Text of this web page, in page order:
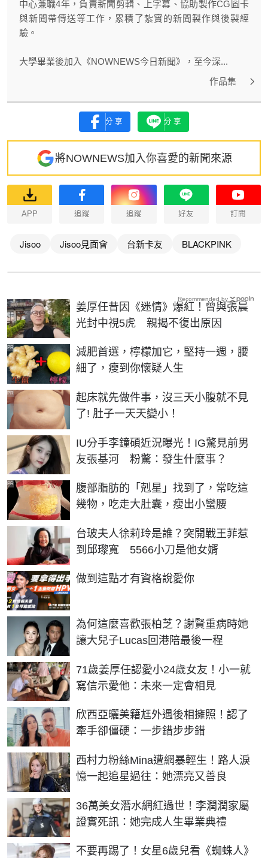
中心兼職4年，負責新聞剪輯、上字幕、協助製作CG圖卡
與新聞帶傳送等工作，累積了紮實的新聞製作與後製經
驗。
大學畢業後加入《NOWNEWS今日新聞》，至今深...
作品集
分享 分享
將NOWNEWS加入你喜愛的新聞來源
APP 追蹤 追蹤 好友 訂閱
Jisoo Jisoo見面會 台新卡友 BLACKPINK
姜厚任昔因《迷情》爆紅！曾與張晨
光封中視5虎 親揭不復出原因
減肥首選，檸檬加它，堅持一週，腰
細了，瘦到你懷疑人生
PR
起床就先做件事，沒三天小腹就不見
了! 肚子一天天變小！
PR
IU分手李鐘碩近況曝光！IG驚見前男
友張基河 粉驚：發生什麼事？
腹部脂肪的「剋星」找到了，常吃這
幾物，吃走大肚囊，瘦出小蠻腰
PR
台玻夫人徐莉玲是誰？突開戰王菲惹
到邱瓈寬 5566小刀是他女婿
做到這點才有資格說愛你
PR
為何這麼喜歡張柏芝？謝賢重病時她
讓大兒子Lucas回港陪最後一程
71歲姜厚任認愛小24歲女友！小一就
寫信示愛他：未來一定會相見
欣西亞曬美籍尪外遇後相擁照！認了
牽手卻僵硬：一步錯步步錯
西村力粉絲Mina遭網暴輕生！路人淚
憶一起追星過往：她漂亮又善良
36萬美女潛水網紅過世！李潤潤家屬
證實死訊：她完成人生畢業典禮
不要再踢了！女星6歲兒看《蜘蛛人》
Recommended by